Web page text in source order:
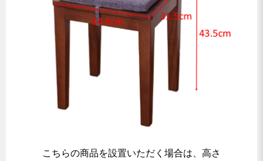
こちらの商品を設置いただく場合は、高さ